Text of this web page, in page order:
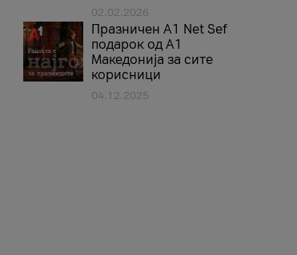
02.02.2026
Празничен A1 Net Sеf
подарок од А1
Македонија за сите
корисници
04.12.2025